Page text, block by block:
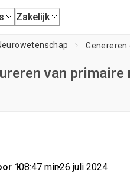
Zakelijk
van
1•08:47 min•26 juli 2024